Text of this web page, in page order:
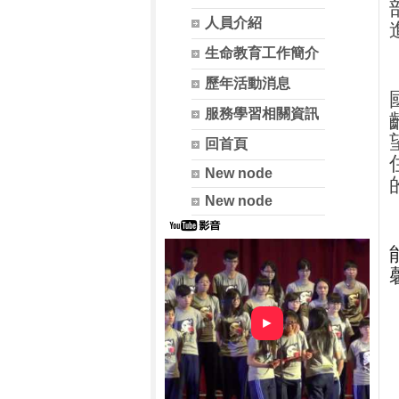
人員介紹
生命教育工作簡介
歷年活動消息
服務學習相關資訊
回首頁
New node
New node
►